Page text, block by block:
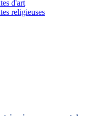
d'art
religieuses